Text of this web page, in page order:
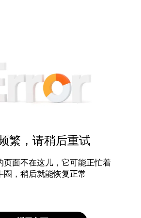
繁，请稍后重试
页面不在这儿，它可能正忙着
圈，稍后就能恢复正常